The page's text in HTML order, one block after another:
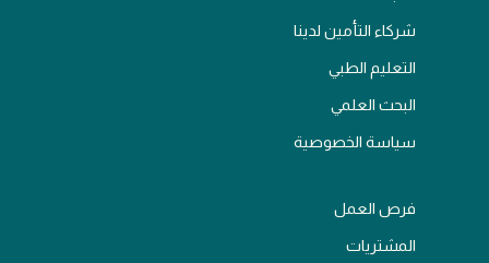
شركاء التأمين لدينا
التعليم الطبي
البحث العلمي
سياسة الخصوصية
فرص العمل
المشتريات